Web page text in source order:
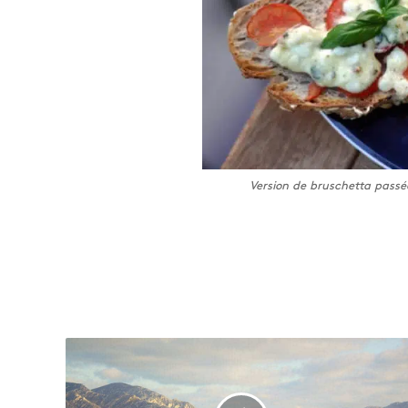
Version de bruschetta
n
p